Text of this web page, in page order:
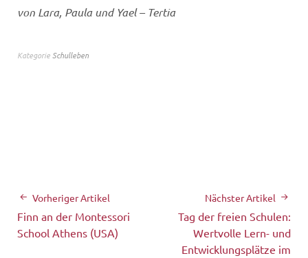
von Lara, Paula und Yael – Tertia
KategorieSchulleben
Vorheriger Artikel
Finn an der Montessori
School Athens (USA)
Nächster Artikel
Tag der freien Schulen:
Wertvolle Lern- und
Entwicklungsplätze im